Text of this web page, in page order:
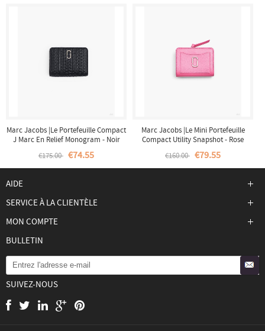
Marc Jacobs |Le Portefeuille Compact
J Marc En Relief Monogram - Noir
€175.00 €74.55
Marc Jacobs |Le Mini Portefeuille
Compact Utility Snapshot - Rose
€160.00 €79.55
AIDE
SERVICE À LA CLIENTÈLE
MON COMPTE
BULLETIN
SUIVEZ-NOUS